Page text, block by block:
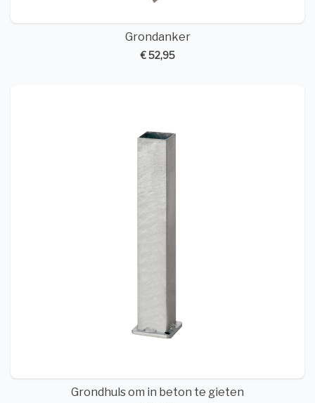
Grondanker
€ 52,95
Grondhuls om in beton te gieten